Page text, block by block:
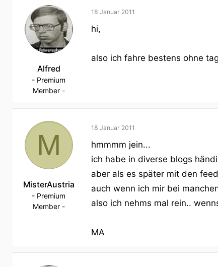
Alfred
- Premium
Member -
18 Januar 2011
hi,
also ich fahre bestens ohne
M
MisterAustria
- Premium
Member -
18 Januar 2011
hmmmm jein...
ich habe in diverse blogs
aber als es später mit den
auch wenn ich mir bei
also ich nehms mal rein..
MA